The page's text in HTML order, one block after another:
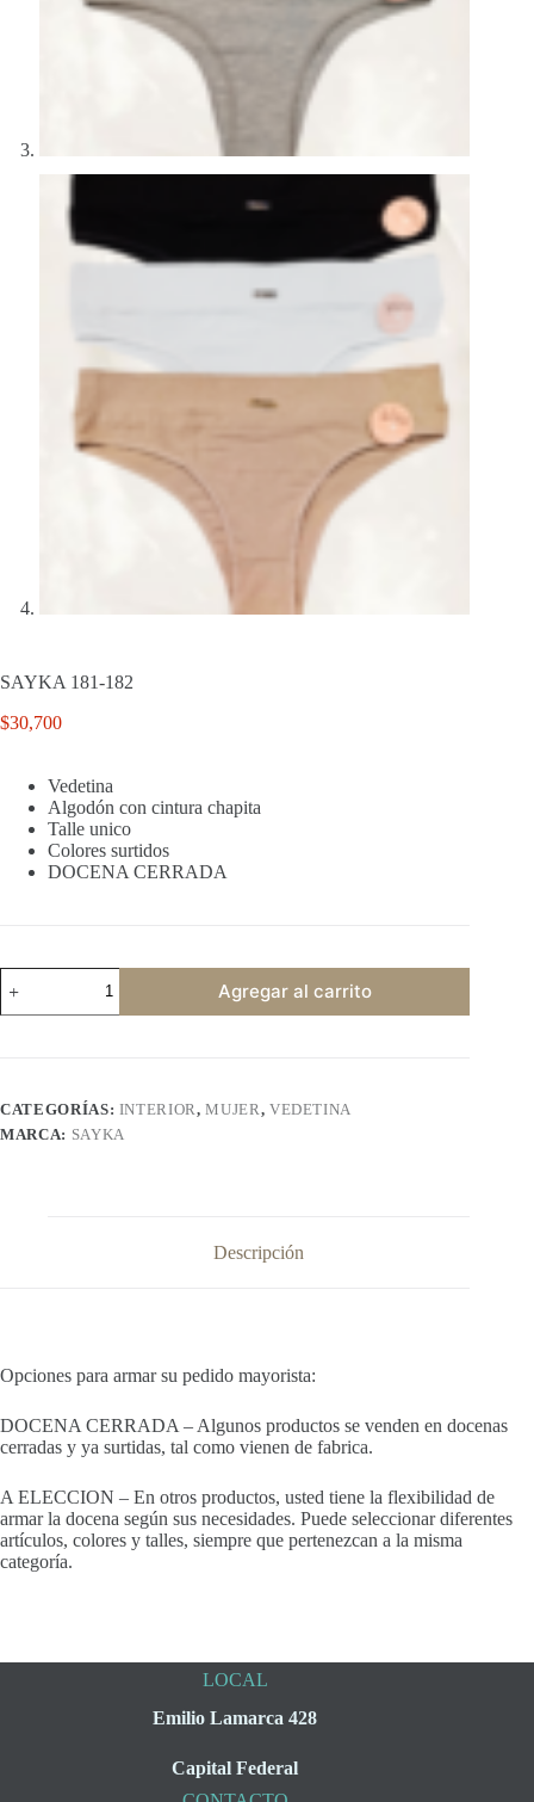
SAYKA 181-182
$30,700
Vedetina
Algodón con cintura chapita
Talle unico
Colores surtidos
DOCENA CERRADA
181-
182
Agregar al carrito
CATEGORÍAS: INTERIOR,MUJER, VEDETINA
MARCA: SAYKA
Descripción
Opciones para armar su pedido mayorista:
DOCENA CERRADA – Algunos productos se venden en docenas
cerradas y ya surtidas, tal como vienen de fabrica.
A ELECCION – En otros productos, usted tiene la flexibilidad de
armar la docena según sus necesidades. Puede seleccionar diferentes
artículos, colores y talles, siempre que pertenezcan a la misma
categoría.
LOCAL
Emilio Lamarca 428
Capital Federal